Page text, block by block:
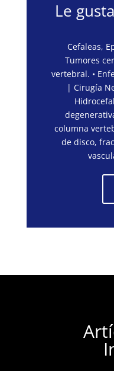
Le
Cefaleas,
Tumores
vertebral. •
| Cirugía
columna
de disco,